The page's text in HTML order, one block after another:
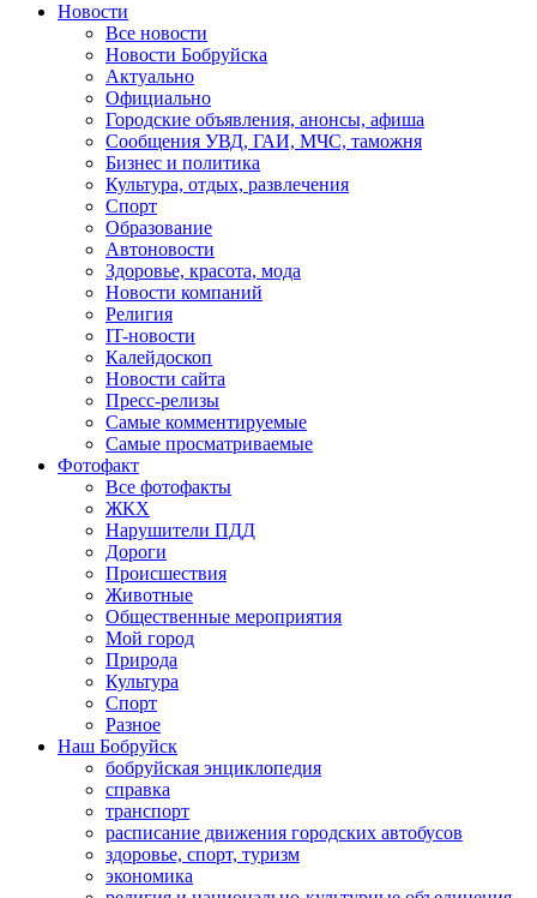
Новости
Все новости
Новости Бобруйска
Актуально
Официально
Городские объявления, анонсы, афиша
Сообщения УВД, ГАИ, МЧС, таможня
Бизнес и политика
Культура, отдых, развлечения
Спорт
Образование
Автоновости
Здоровье, красота, мода
Новости компаний
Религия
IT-новости
Калейдоскоп
Новости сайта
Пресс-релизы
Самые комментируемые
Самые просматриваемые
Фотофакт
Все фотофакты
ЖКХ
Нарушители ПДД
Дороги
Происшествия
Животные
Общественные мероприятия
Мой город
Природа
Культура
Спорт
Разное
Наш Бобруйск
бобруйская энциклопедия
справка
транспорт
расписание движения городских автобусов
здоровье, спорт, туризм
экономика